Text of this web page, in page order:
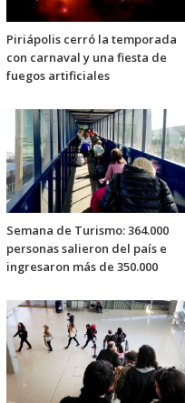
Piriápolis cerró la temporada
con carnaval y una fiesta de
fuegos artificiales
Semana de Turismo: 364.000
personas salieron del país e
ingresaron más de 350.000